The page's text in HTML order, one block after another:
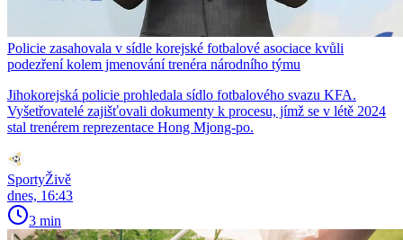
Policie zasahovala v sídle korejské fotbalové asociace kvůli
podezření kolem jmenování trenéra národního týmu
Jihokorejská policie prohledala sídlo fotbalového svazu KFA.
Vyšetřovatelé zajišťovali dokumenty k procesu, jímž se v létě 2024
stal trenérem reprezentace Hong Mjong-po.
SportyŽivě
dnes, 16:43
3 min